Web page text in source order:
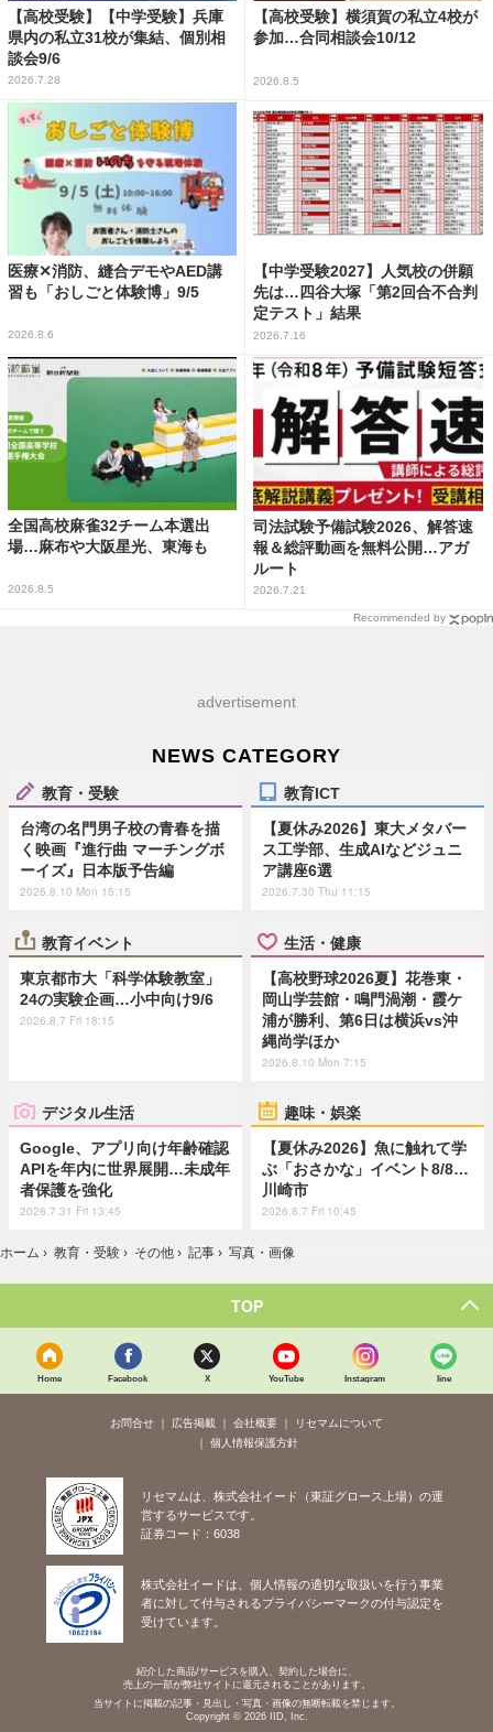
【高校受験】【中学受験】兵庫
県内の私立31校が集結、個別相
談会9/6
2026.7.28
【高校受験】横須賀の私立4校が
参加…合同相談会10/12
2026.8.5
医療✕消防、縫合デモやAED講
習も「おしごと体験博」9/5
2026.8.6
【中学受験2027】人気校の併願
先は…四谷大塚「第2回合不合判
定テスト」結果
2026.7.16
全国高校麻雀32チーム本選出
場…麻布や大阪星光、東海も
2026.8.5
司法試験予備試験2026、解答速
報＆総評動画を無料公開…アガ
ルート
2026.7.21
Recommended by
advertisement
NEWS CATEGORY
教育・受験
台湾の名門男子校の青春を描
く映画『進行曲 マーチングボ
ーイズ』日本版予告編
2026.8.10 Mon 15:15
教育ICT
【夏休み2026】東大メタバー
ス工学部、生成AIなどジュニ
ア講座6選
2026.7.30 Thu 11:15
教育イベント
東京都市大「科学体験教室」
24の実験企画…小中向け9/6
2026.8.7 Fri 18:15
生活・健康
【高校野球2026夏】花巻東・
岡山学芸館・鳴門渦潮・霞ケ
浦が勝利、第6日は横浜vs沖
縄尚学ほか
2026.8.10 Mon 7:15
デジタル生活
Google、アプリ向け年齢確認
APIを年内に世界展開…未成年
者保護を強化
2026.7.31 Fri 13:45
趣味・娯楽
【夏休み2026】魚に触れて学
ぶ「おさかな」イベント8/8…
川崎市
2026.8.7 Fri 10:45
ホーム › 教育・受験 › その他 › 記事 › 写真・画像
TOP
Home Facebook X YouTube Instagram line
お問合せ 広告掲載 会社概要
リセマムについて
個人情報保護方針
リセマムは、株式会社イード（東証グロース上場）の運
営するサービスです。
証券コード：6038
株式会社イードは、個人情報の適切な取扱いを行う事業
者に対して付与されるプライバシーマークの付与認定を
受けています。
紹介した商品/サービスを購入、契約した場合に、
売上の一部が弊社サイトに還元されることがあります。
当サイトに掲載の記事・見出し・写真・画像の無断転載を禁じます。
Copyright © 2026 IID, Inc.